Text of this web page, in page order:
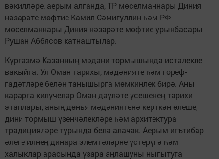
вәкилләре, аерым алганда, ТР мөселманнары Диния
нәзарәте мөфтие Камил Сәмигуллин һәм РФ
мөселманнары Диния нәзарәте мөфтие урынбасары
Рушан Аббясов катнаштылар.
Күргәзмә Казанның мәдәни тормышында истәлекле
вакыйга. Ул Оман тарихы, мәдәнияте һәм гореф-
гадәтләре белән танышырга мөмкинлек бирә. Аны
карарга килүчеләр Оман дәүләте үсешенең тарихи
этаплары, аның дөнья мәдәниятенә керткән өлеше,
дини тормыш үзенчәлекләре һәм архитектура
традицияләре турында белә алачак. Аерым игътибар
әлеге илнең динара элемтәләрне үстерүгә һәм
халыклар арасында үзара аңлашуны ныгытуга